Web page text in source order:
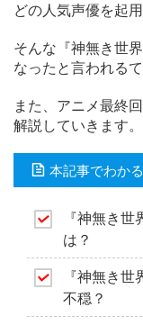
どの人気声優を起
そんな『神無き世
なったと言われる
また、アニメ最終
解説していきます。
本記事でわか
『神無き
は？
『神無き
不穏？